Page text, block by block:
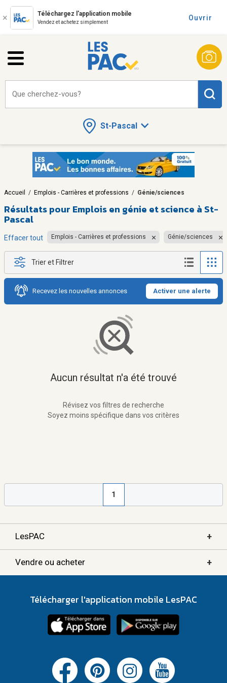
Téléchargez l'application mobile
Vendez et achetez simplement
Ouvrir
St-Pascal
Que cherchez-vous?
Accueil / Emplois - Carrières et professions / Génie/sciences
Résultats pour Emplois en génie et science à St-
Pascal
Effacer tout Emplois - Carrières et professions Génie/sciences
Trier et Filtrer
Recevez les nouvelles annonces Activer une alerte
Aucun résultat n'a été trouvé
Révisez vos filtres de recherche
Soyez moins spécifique dans vos critères
1
LesPAC +
Vendre ou acheter +
Télécharger l'application mobile LesPAC